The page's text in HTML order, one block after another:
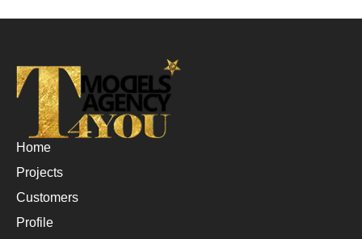
Home
Projects
Customers
Profile